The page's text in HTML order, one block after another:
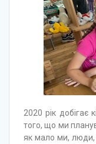
2020 рік добігає
того, що ми
як мало ми, люди,